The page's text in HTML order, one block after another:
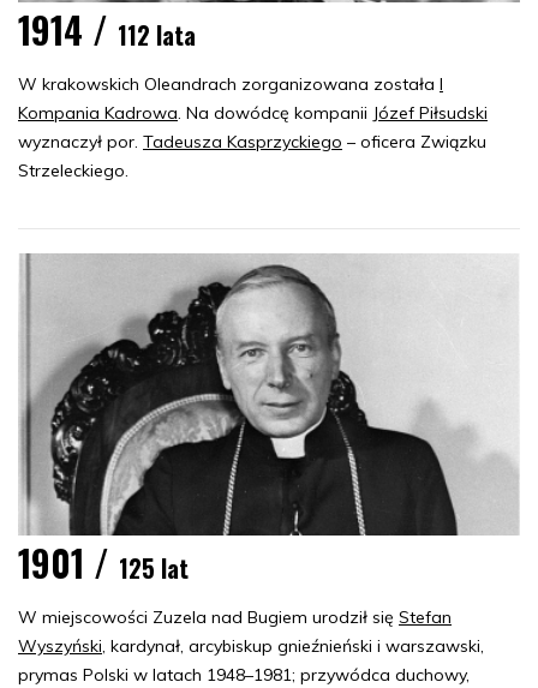
1914 / 112 lata
W krakowskich Oleandrach zorganizowana została I
Kompania Kadrowa. Na dowódcę kompanii Józef Piłsudski
wyznaczył por. Tadeusza Kasprzyckiego – oficera Związku
Strzeleckiego.
1901 / 125 lat
W miejscowości Zuzela nad Bugiem urodził się Stefan
Wyszyński, kardynał, arcybiskup gnieźnieński i warszawski,
prymas Polski w latach 1948–1981; przywódca duchowy,